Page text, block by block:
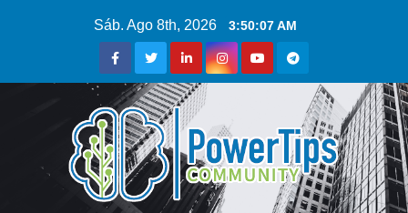
Sáb. Ago 8th, 2026 3:50:08 AM